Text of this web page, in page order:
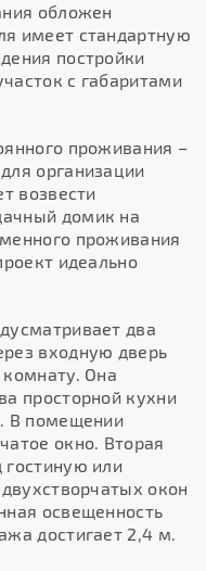
обложен
имеет стандартную
постройки
с габаритами
проживания –
организации
возвести
домик на
проживания
идеально
два
входную дверь
Она
просторной кухни
В помещении
окно. Вторая
или
окон
освещенность
достигает 2,4 м.